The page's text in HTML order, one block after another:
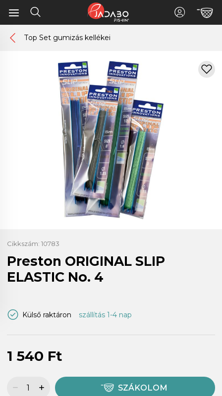
Top Set gumizás kellékei
Cikkszám: 10783
Preston ORIGINAL SLIP
ELASTIC No. 4
Külső raktáron szállítás 1-4 nap
1 540 Ft
SZÁKOLOM